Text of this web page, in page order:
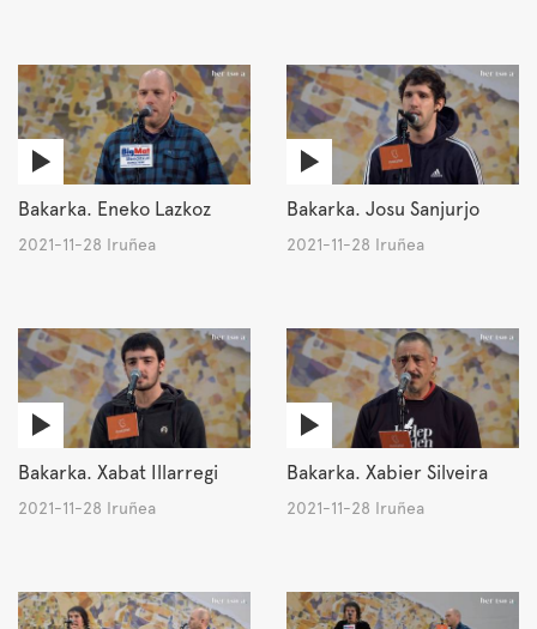
Bakarka. Eneko Lazkoz
2021-11-28 Iruñea
Bakarka. Josu Sanjurjo
2021-11-28 Iruñea
Bakarka. Xabat Illarregi
2021-11-28 Iruñea
Bakarka. Xabier Silveira
2021-11-28 Iruñea